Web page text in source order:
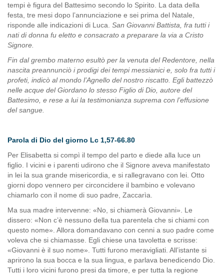
tempi è figura del Battesimo secondo lo Spirito. La data della
festa, tre mesi dopo l’annunciazione e sei prima del Natale,
risponde alle indicazioni di Luca. San Giovanni Battista, fra tutti i
nati di donna fu eletto e consacrato a preparare la via a Cristo
Signore.
Fin dal grembo materno esultò per la venuta del Redentore, nella
nascita preannunciò i prodigi dei tempi messianici e, solo fra tutti i
profeti, indicò al mondo l’Agnello del nostro riscatto. Egli battezzò
nelle acque del Giordano lo stesso Figlio di Dio, autore del
Battesimo, e rese a lui la testimonianza suprema con l’effusione
del sangue.
Parola di Dio del giorno Lc 1,57-66.80
Per Elisabetta si compì il tempo del parto e diede alla luce un
figlio. I vicini e i parenti udirono che il Signore aveva manifestato
in lei la sua grande misericordia, e si rallegravano con lei. Otto
giorni dopo vennero per circoncidere il bambino e volevano
chiamarlo con il nome di suo padre, Zaccarìa.
Ma sua madre intervenne: «No, si chiamerà Giovanni». Le
dissero: «Non c’è nessuno della tua parentela che si chiami con
questo nome». Allora domandavano con cenni a suo padre come
voleva che si chiamasse. Egli chiese una tavoletta e scrisse:
«Giovanni è il suo nome». Tutti furono meravigliati. All’istante si
aprirono la sua bocca e la sua lingua, e parlava benedicendo Dio.
Tutti i loro vicini furono presi da timore, e per tutta la regione